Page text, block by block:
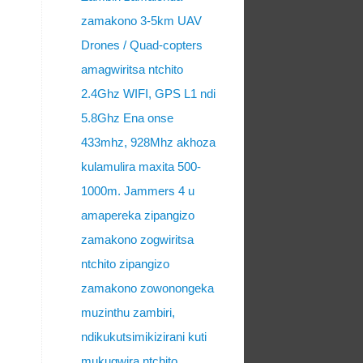
zamakono 3-5km UAV
Drones / Quad-copters
amagwiritsa ntchito
2.4Ghz WIFI, GPS L1 ndi
5.8Ghz Ena onse
433mhz, 928Mhz akhoza
kulamulira maxita 500-
1000m. Jammers 4 u
amapereka zipangizo
zamakono zogwiritsa
ntchito zipangizo
zamakono zowonongeka
muzinthu zambiri,
ndikukutsimikizirani kuti